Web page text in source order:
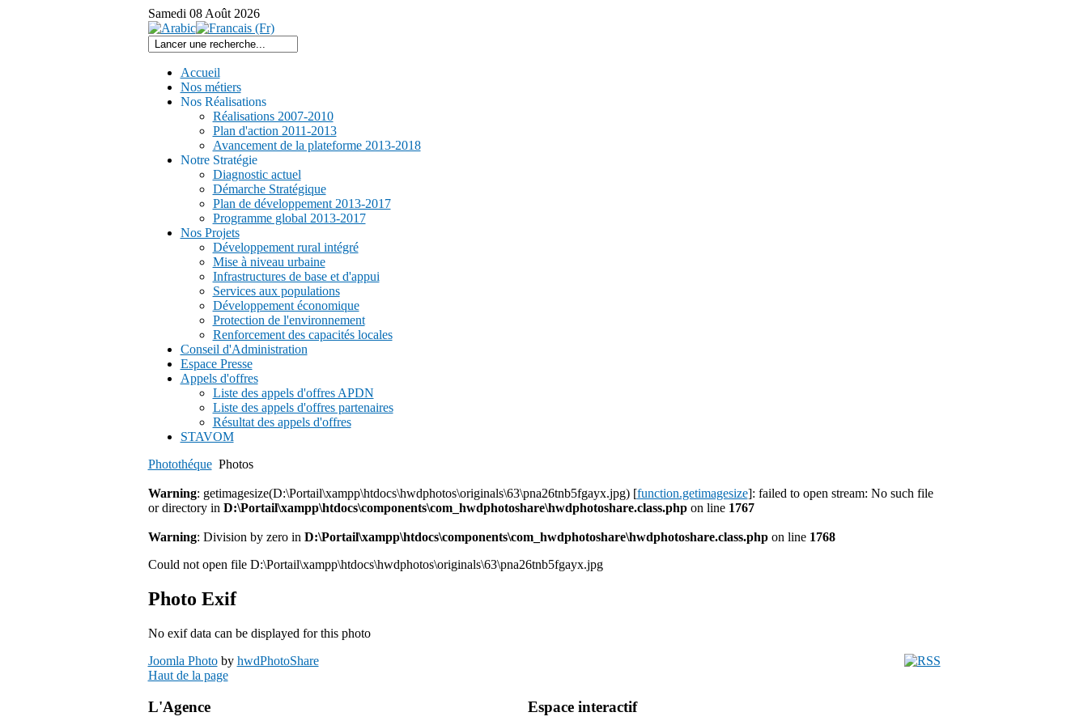
Samedi 08 Août 2026
Accueil
Nos métiers
Nos Réalisations
Réalisations 2007-2010
Plan d'action 2011-2013
Avancement de la plateforme 2013-2018
Notre Stratégie
Diagnostic actuel
Démarche Stratégique
Plan de développement 2013-2017
Programme global 2013-2017
Nos Projets
Développement rural intégré
Mise à niveau urbaine
Infrastructures de base et d'appui
Services aux populations
Développement économique
Protection de l'environnement
Renforcement des capacités locales
Conseil d'Administration
Espace Presse
Appels d'offres
Liste des appels d'offres APDN
Liste des appels d'offres partenaires
Résultat des appels d'offres
STAVOM
Photothéque Photos
Warning: getimagesize(D:\Portail\xampp\htdocs\hwdphotos\originals\63\pna26tnb5fgayx.jpg) [function.getimagesize]: failed to open stream: No such file
or directory in D:\Portail\xampp\htdocs\components\com_hwdphotoshare\hwdphotoshare.class.phpon line 1767
Warning: Division by zero in D:\Portail\xampp\htdocs\components\com_hwdphotoshare\hwdphotoshare.class.phpon line 1768
Could not open file D:\Portail\xampp\htdocs\hwdphotos\originals\63\pna26tnb5fgayx.jpg
Photo Exif
No exif data can be displayed for this photo
Joomla Photoby hwdPhotoShare
Haut de la page
L'Agence Espace interactif